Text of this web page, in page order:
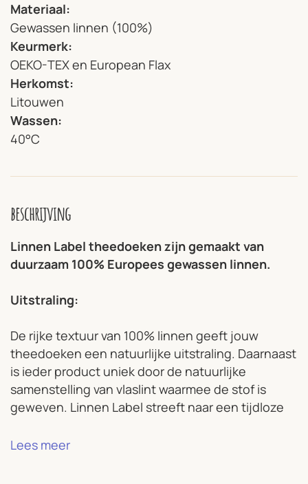
Materiaal
Gewassen linnen (100%)
Keurmerk
OEKO-TEX en European Flax
Herkomst
Litouwen
Wassen
40°C
beschrijving
Linnen Label theedoeken zijn gemaakt van
duurzaam 100% Europees gewassen linnen.
Uitstraling:
De rijke textuur van 100% linnen geeft jouw
theedoeken een natuurlijke uitstraling. Daarnaast
is ieder product uniek door de natuurlijke
samenstelling van vlaslint waarmee de stof is
geweven. Linnen Label streeft naar een tijdloze
manier tot stand is gekomen.
Lees meer